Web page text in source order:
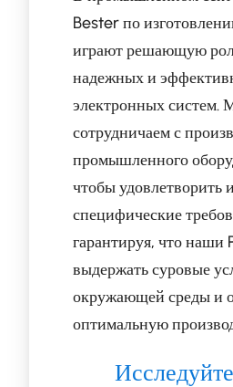
Bester по
играют решающую
надежных и
электронных систем.
сотрудничаем с
промышленного
чтобы удовлетворить
специфические
гарантируя, что наши
выдержать суровые
окружающей среды и
оптимальную